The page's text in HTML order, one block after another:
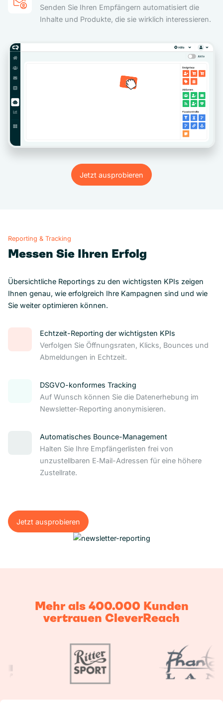
Senden Sie Ihren Empfängern automatisiert die
Inhalte und Produkte, die sie wirklich interessieren.
Jetzt ausprobieren
Jetzt ausprobieren
Reporting & Tracking
Messen Sie Ihren Erfolg
Übersichtliche Reportings zu den wichtigsten KPIs zeigen
Ihnen genau, wie erfolgreich Ihre Kampagnen sind und wie
Sie weiter optimieren können.
Echtzeit-Reporting der wichtigsten KPIs
Verfolgen Sie Öffnungsraten, Klicks, Bounces und
Abmeldungen in Echtzeit.
DSGVO-konformes Tracking
Auf Wunsch können Sie die Datenerhebung im
Newsletter-Reporting anonymisieren.
Automatisches Bounce-Management
Halten Sie Ihre Empfängerlisten frei von
unzustellbaren E‑Mail-Adressen für eine höhere
Zustellrate.
Jetzt ausprobieren
Jetzt ausprobieren
Mehr als 400.000 Kunden
vertrauen CleverReach